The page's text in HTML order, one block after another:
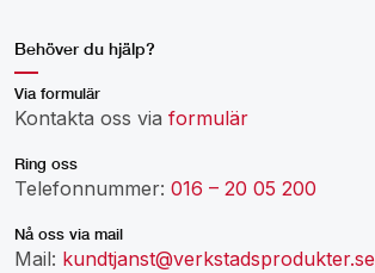
Behöver du hjälp?
Via formulär
Kontakta oss via formulär
Ring oss
Telefonnummer: 016 – 20 05 200
Nå oss via mail
Mail: kundtjanst@verkstadsprodukter.se